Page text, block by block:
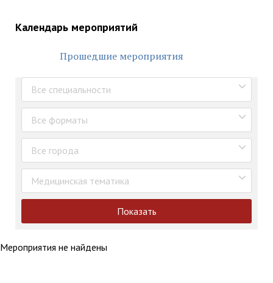
Календарь мероприятий
Прошедшие мероприятия
Все специальности
Все форматы
Все города
Медицинская тематика
Показать
Мероприятия не найдены